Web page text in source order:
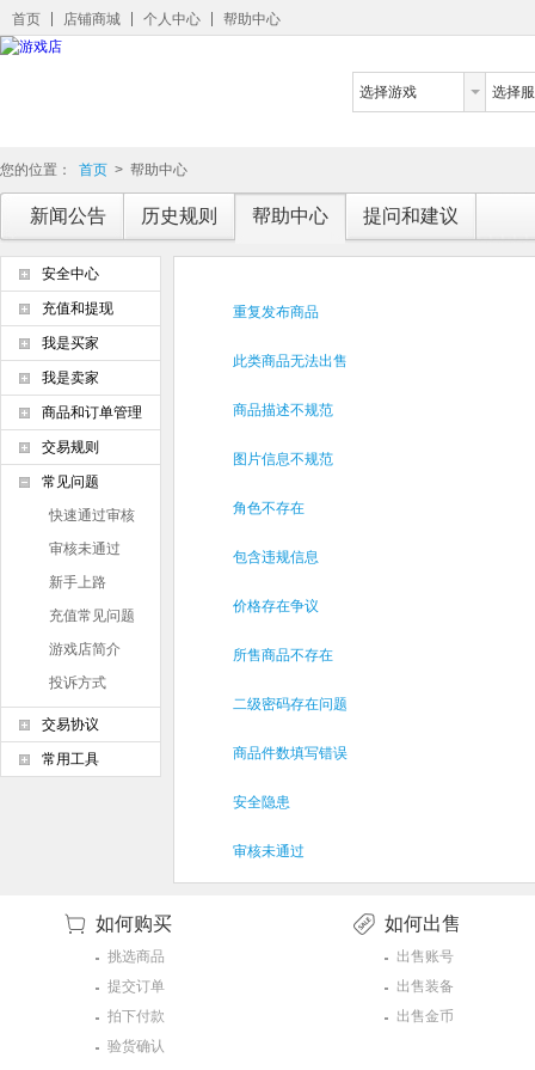
首页 店铺商城 个人中心 帮助中心
选择游戏 选择
您的位置： 首页 > 帮助中心
新闻公告 历史规则 帮助中心 提问和建议
重复发布商品
此类商品无法出售
商品描述不规范
图片信息不规范
角色不存在
包含违规信息
价格存在争议
所售商品不存在
二级密码存在问题
商品件数填写错误
安全隐患
审核未通过
安全中心
充值和提现
我是买家
我是卖家
商品和订单管理
交易规则
常见问题
快速通过审核
审核未通过
新手上路
充值常见问题
游戏店简介
投诉方式
交易协议
常用工具
如何购买
挑选商品
提交订单
拍下付款
验货确认
如何出售
出售账号
出售装备
出售金币